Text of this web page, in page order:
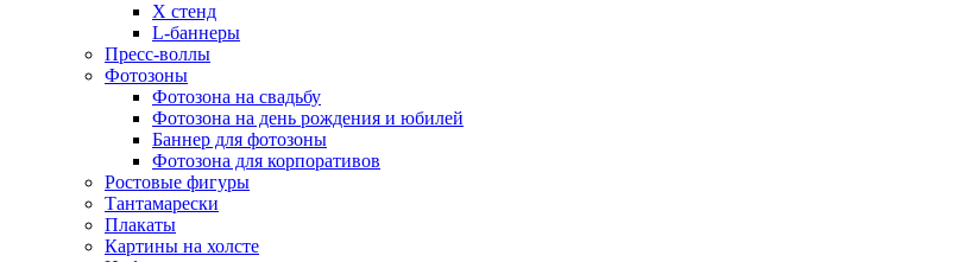
Х стенд
L-баннеры
Пресс-воллы
Фотозоны
Фотозона на свадьбу
Фотозона на день рождения и юбилей
Баннер для фотозоны
Фотозона для корпоративов
Ростовые фигуры
Тантамарески
Плакаты
Картины на холсте